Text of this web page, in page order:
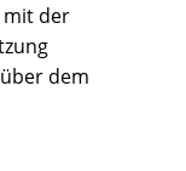
mit der
dem